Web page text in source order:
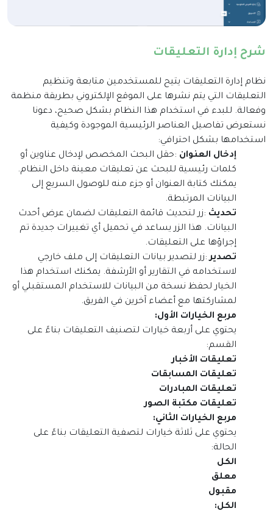
شرح إدارة التعليقات
نظام إدارة التعليقات يتيح للمستخدمين متابعة وتنظيم
التعليقات التي يتم نشرها على الموقع الإلكتروني بطريقة منظمة
وفعالة. للبدء في استخدام هذا النظام بشكل صحيح، دعونا
نستعرض تفاصيل العناصر الرئيسية الموجودة وكيفية
استخدامها بشكل احترافي:
إدخال العنوان :حقل البحث المخصص لإدخال عناوين أو
كلمات رئيسية للبحث عن تعليقات معينة داخل النظام.
يمكنك كتابة العنوان أو جزء منه للوصول السريع إلى
البيانات المرتبطة.
تحديث :زر لتحديث قائمة التعليقات لضمان عرض أحدث
البيانات. هذا الزر يساعد في تحميل أي تغييرات جديدة تم
إجراؤها على التعليقات.
تصدير:زر لتصدير بيانات التعليقات إلى ملف خارجي
لاستخدامه في التقارير أو الأرشفة. يمكنك استخدام هذا
الخيار لحفظ نسخة من البيانات للاستخدام المستقبلي أو
لمشاركتها مع أعضاء آخرين في الفريق.
مربع الخيارات الأول:
يحتوي على أربعة خيارات لتصنيف التعليقات بناءً على
القسم:
تعليقات الأخبار
تعليقات المسابقات
تعليقات المبادرات
تعليقات مكتبة الصور
مربع الخيارات الثاني:
يحتوي على ثلاثة خيارات لتصفية التعليقات بناءً على
الحالة:
الكل
معلق
مقبول
الكل: